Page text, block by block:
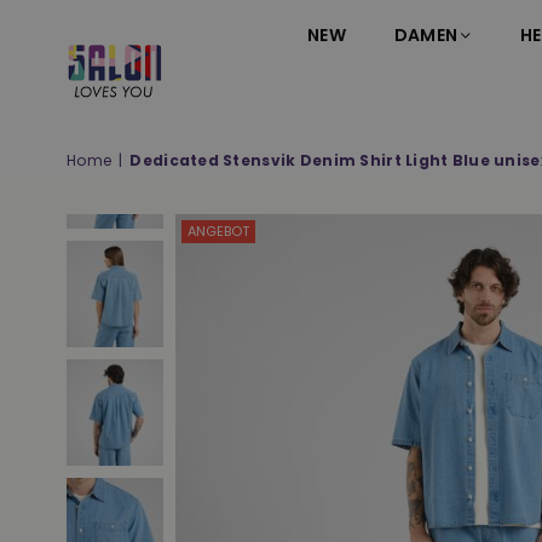
YOU
NEW DAMEN
Home | Dedicated Stensvik Denim Shirt Light Blue
ANGEBOT